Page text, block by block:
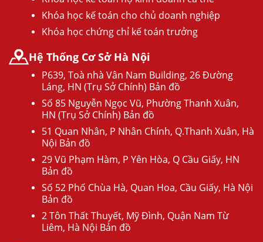
Khóa học kế toán cho chủ doanh nghiệp
Khóa học chứng chỉ kế toán trưởng
Hệ Thống Cơ Sở Hà Nội
P639, Toà nhà Vân Nam Building, 26 Đường
Láng, HN (Trụ Sở Chính) Bản đồ
Số 85 Nguyễn Ngọc Vũ, Phường Thanh Xuân,
HN (Trụ Sở Chính) Bản đồ
51 Quan Nhân, P Nhân Chính, Q.Thanh Xuân, Hà
Nội Bản đồ
29 Vũ Phạm Hàm, P Yên Hòa, Q Cầu Giấy, HN
Bản đồ
Số 52 Phố Chùa Hà, Quan Hoa, Cầu Giấy, Hà Nội
Bản đồ
2 Tôn Thất Thuyết, Mỹ Đình, Quận Nam Từ
Liêm, Hà Nội Bản đồ